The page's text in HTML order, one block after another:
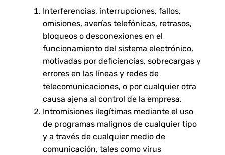
Interferencias, interrupciones, fallos,
omisiones, averías telefónicas, retrasos,
bloqueos o desconexiones en el
funcionamiento del sistema electrónico,
motivadas por deficiencias, sobrecargas y
errores en las líneas y redes de
telecomunicaciones, o por cualquier otra
causa ajena al control de la empresa.
Intromisiones ilegítimas mediante el uso
de programas malignos de cualquier tipo
y a través de cualquier medio de
comunicación, tales como virus